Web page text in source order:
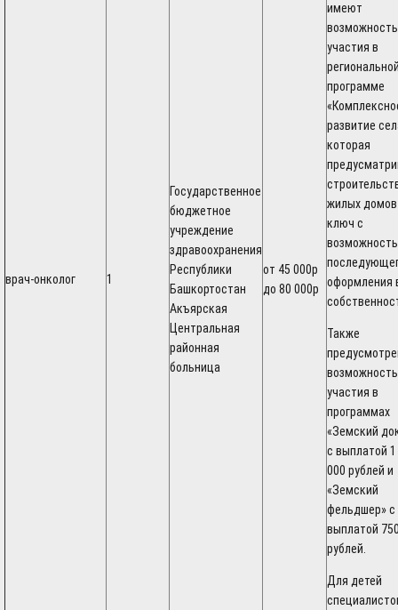
врач-онколог 1
Государственное
бюджетное
учреждение
здравоохранения
Республики
Башкортостан
Акъярская
Центральная
районная
больница
от 45 000р
до 80 000р
имеют
возможность
участия в
программе
развитие
которая
жилых
ключ с
оформления
Также
возможность
участия в
программах
«Земский
с выплатой
000 рублей и
«Земский
фельдшер» с
выплатой
рублей.
Для детей